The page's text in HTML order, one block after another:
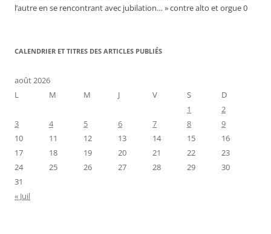
l’autre en se rencontrant avec jubilation… » contre alto et orgue 0
CALENDRIER ET TITRES DES ARTICLES PUBLIÉS
août 2026
L
M M J V S
D
1
2
3
4 5 6 7 8
9
10
11 12 13 14 15
16
17
18 19 20 21 22
23
24
25 26 27 28 29
30
31
« Juil